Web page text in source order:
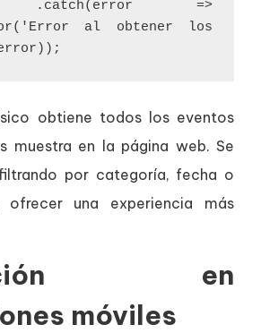
al obtener los
obtiene todos los eventos
muestra en la página web. Se
por categoría, fecha o
ofrecer una experiencia más
en
móviles